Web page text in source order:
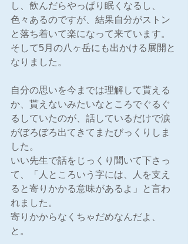
し、飲んだらやっぱり眠くなるし、
色々あるのですが、結果自分がストン
と落ち着いて楽になって来ています。
そして5月の八ヶ岳にも出かける展開と
なりました。
自分の思いを今までは理解して貰える
か、貰えないみたいなところでぐるぐ
るしていたのが、話しているだけで涙
がぼろぼろ出てきてまたびっくりしま
した。
いい先生で話をじっくり聞いて下さっ
て、「人ところいう字には、人を支え
ると寄りかかる意味があるよ」と言わ
れました。
寄りかからなくちゃだめなんだよ、
と。